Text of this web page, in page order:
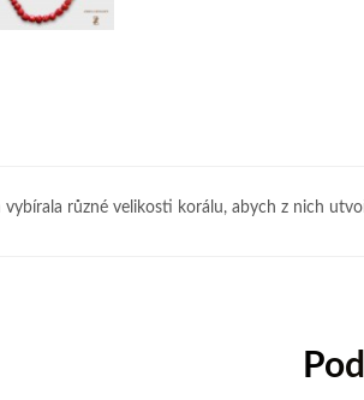
vybírala různé velikosti korálu, abych z nich